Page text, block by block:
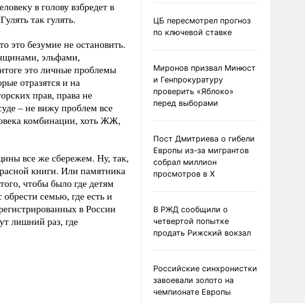
в голову взбредет в
так гулять.
это безумие не остановить.
эльфами,
это личные проблемы
отразятся и на
прав, права не
– не вижу проблем все
комбинации, хоть ЖЖ,
все же сбережем. Ну, так,
книги. Или памятника
чтобы было где детям
семью, где есть и
в России
лишний раз, где
ЦБ пересмотрел прогноз
по ключевой ставке
Миронов призвал Минюст
и Генпрокуратуру
проверить «Яблоко»
перед выборами
Пост Дмитриева о гибели
Европы из-за мигрантов
собрал миллион
просмотров в X
В РЖД сообщили о
четвертой попытке
продать Рижский вокзал
Российские синхронистки
завоевали золото на
чемпионате Европы